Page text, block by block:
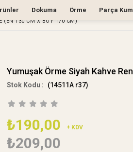
Dokuma Örme Parça
(EN 130 CM X BOY 170 CM)
Yumuşak Örme Siyah Kahve
(14511A r37)
₺190,00 + KDV
₺209,00